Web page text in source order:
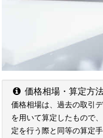
価格相場・算定方
価格相場は、過去の取引
を用いて算定したもので
定を行う際と同等の算定